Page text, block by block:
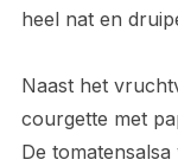
heel nat en
Naast het
courgette met
De